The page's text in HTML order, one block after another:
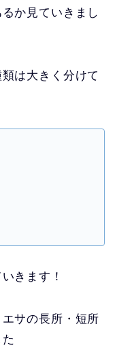
か見ていきまし
は大きく分けて
きます！
サの長所・短所